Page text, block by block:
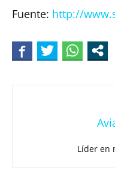
Fuente: http://
Líder en